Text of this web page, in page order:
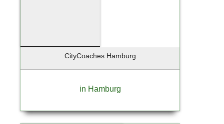
CityCoaches Hamburg
in Hamburg